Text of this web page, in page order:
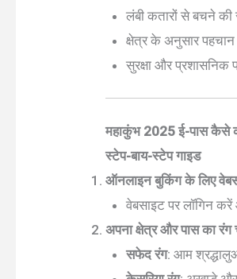
लंबी कतारों से बचने की
क्षेत्र के अनुसार
सुरक्षा और प्रशासनिक
महाकुंभ 2025 ई-पास कैसे
स्टेप-बाय-स्टेप गाइड
ऑनलाइन बुकिंग के लिए
वेबसाइट पर लॉगिन करें
अपना क्षेत्र और पास का
सफेद रंग: आम